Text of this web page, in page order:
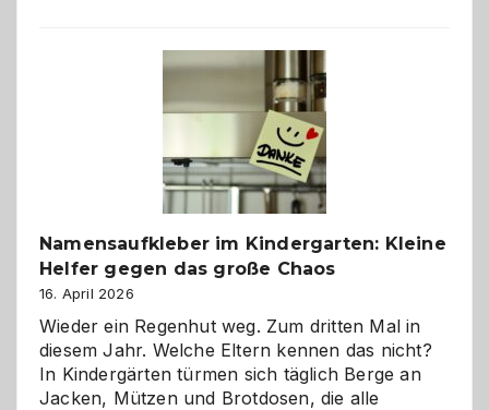
wann
ist
eine
Hundepension
die
richtige
Namensaufkleber im Kindergarten: Kleine
Helfer gegen das große Chaos
16. April 2026
Wieder ein Regenhut weg. Zum dritten Mal in
diesem Jahr. Welche Eltern kennen das nicht?
In Kindergärten türmen sich täglich Berge an
Jacken, Mützen und Brotdosen, die alle